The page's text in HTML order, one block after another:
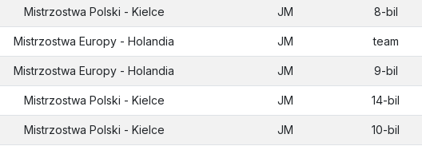
Mistrzostwa Polski - Kielce JM 8-bil
Mistrzostwa Europy - Holandia JM team
Mistrzostwa Europy - Holandia JM 9-bil
Mistrzostwa Polski - Kielce JM 14-bil
Mistrzostwa Polski - Kielce JM 10-bil